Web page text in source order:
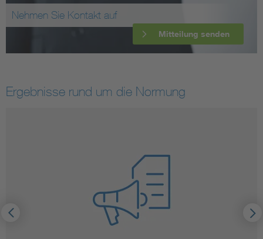
Nehmen Sie Kontakt auf
Mitteilung senden
Ergebnisse rund um die Normung